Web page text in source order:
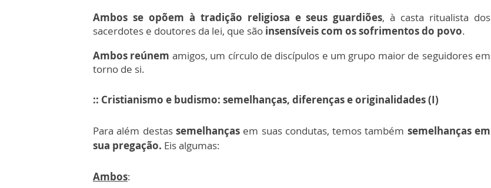
Ambos se opõem à tradição religiosa e seus guardiões, à casta ritualista dos
sacerdotes e doutores da lei, que são insensíveis com os sofrimentos do povo.
Ambos reúnem amigos, um círculo de discípulos e um grupo maior de seguidores em
torno de si.
:: Cristianismo e budismo: semelhanças, diferenças e originalidades (I)
Para além destas semelhançasem suas condutas, temos também semelhanças em
sua pregação. Eis algumas:
Ambos: